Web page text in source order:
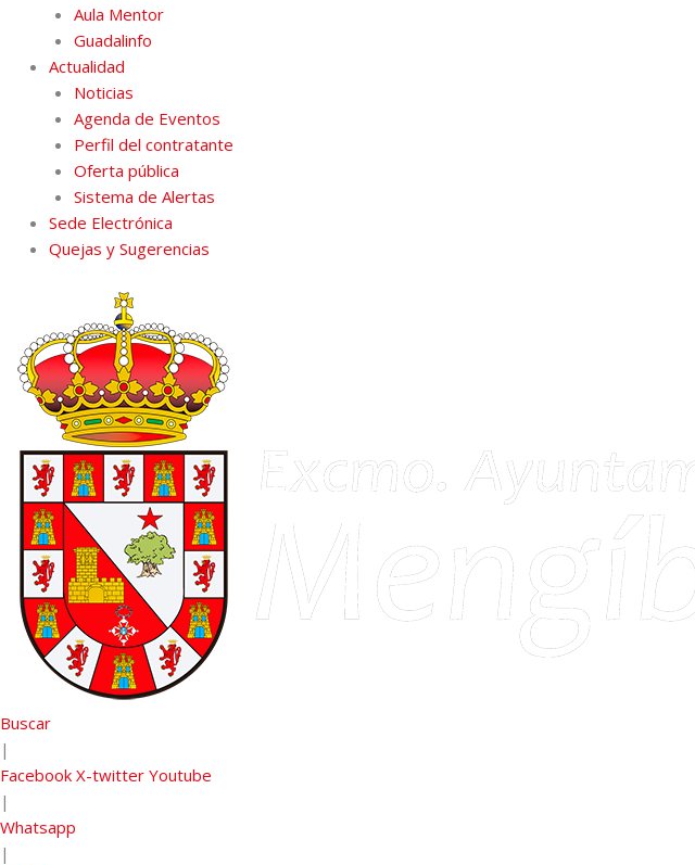
Aula Mentor
Guadalinfo
Actualidad
Noticias
Agenda de Eventos
Perfil del contratante
Oferta pública
Sistema de Alertas
Sede Electrónica
Quejas y Sugerencias
Buscar
|
Facebook X-twitter Youtube
|
Whatsapp
|